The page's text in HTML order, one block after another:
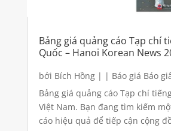
Bảng giá quảng cáo Tạp chí
Quốc – Hanoi Korean News
bởi Bích Hồng| | Báo giá Báo
Quảng cáo báo giấy
Bảng giá quảng cáo Tạp chí
Việt Nam. Bạn đang tìm kiếm
cáo hiệu quả để tiếp cận cộng